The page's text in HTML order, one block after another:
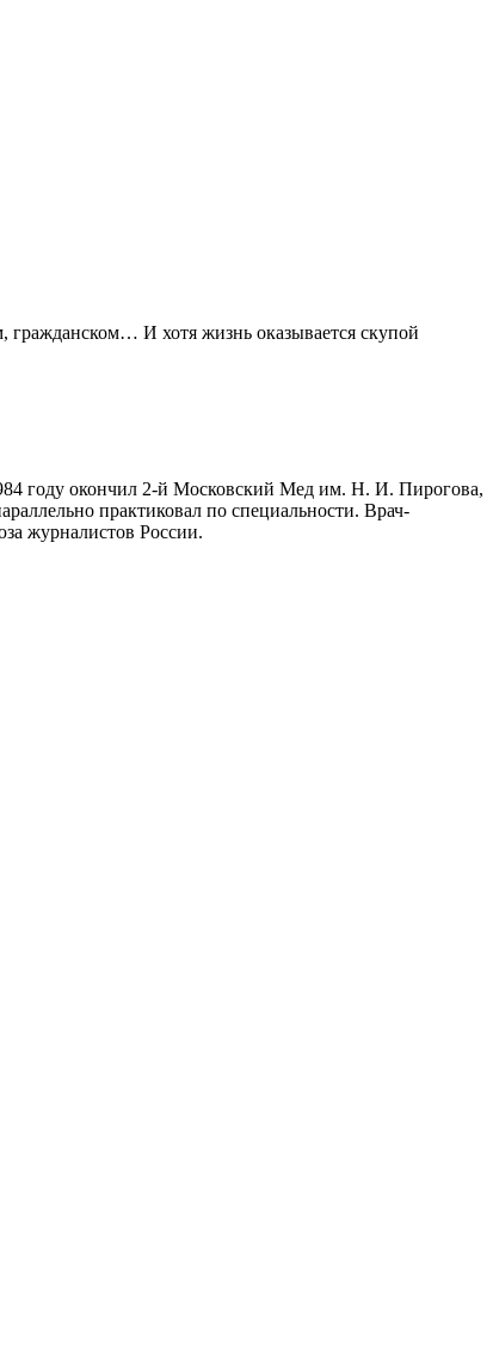
И хотя жизнь оказывается скупой
году окончил 2-й Московский Мед им. Н. И. Пирогова,
практиковал по специальности. Врач-
журналистов России.